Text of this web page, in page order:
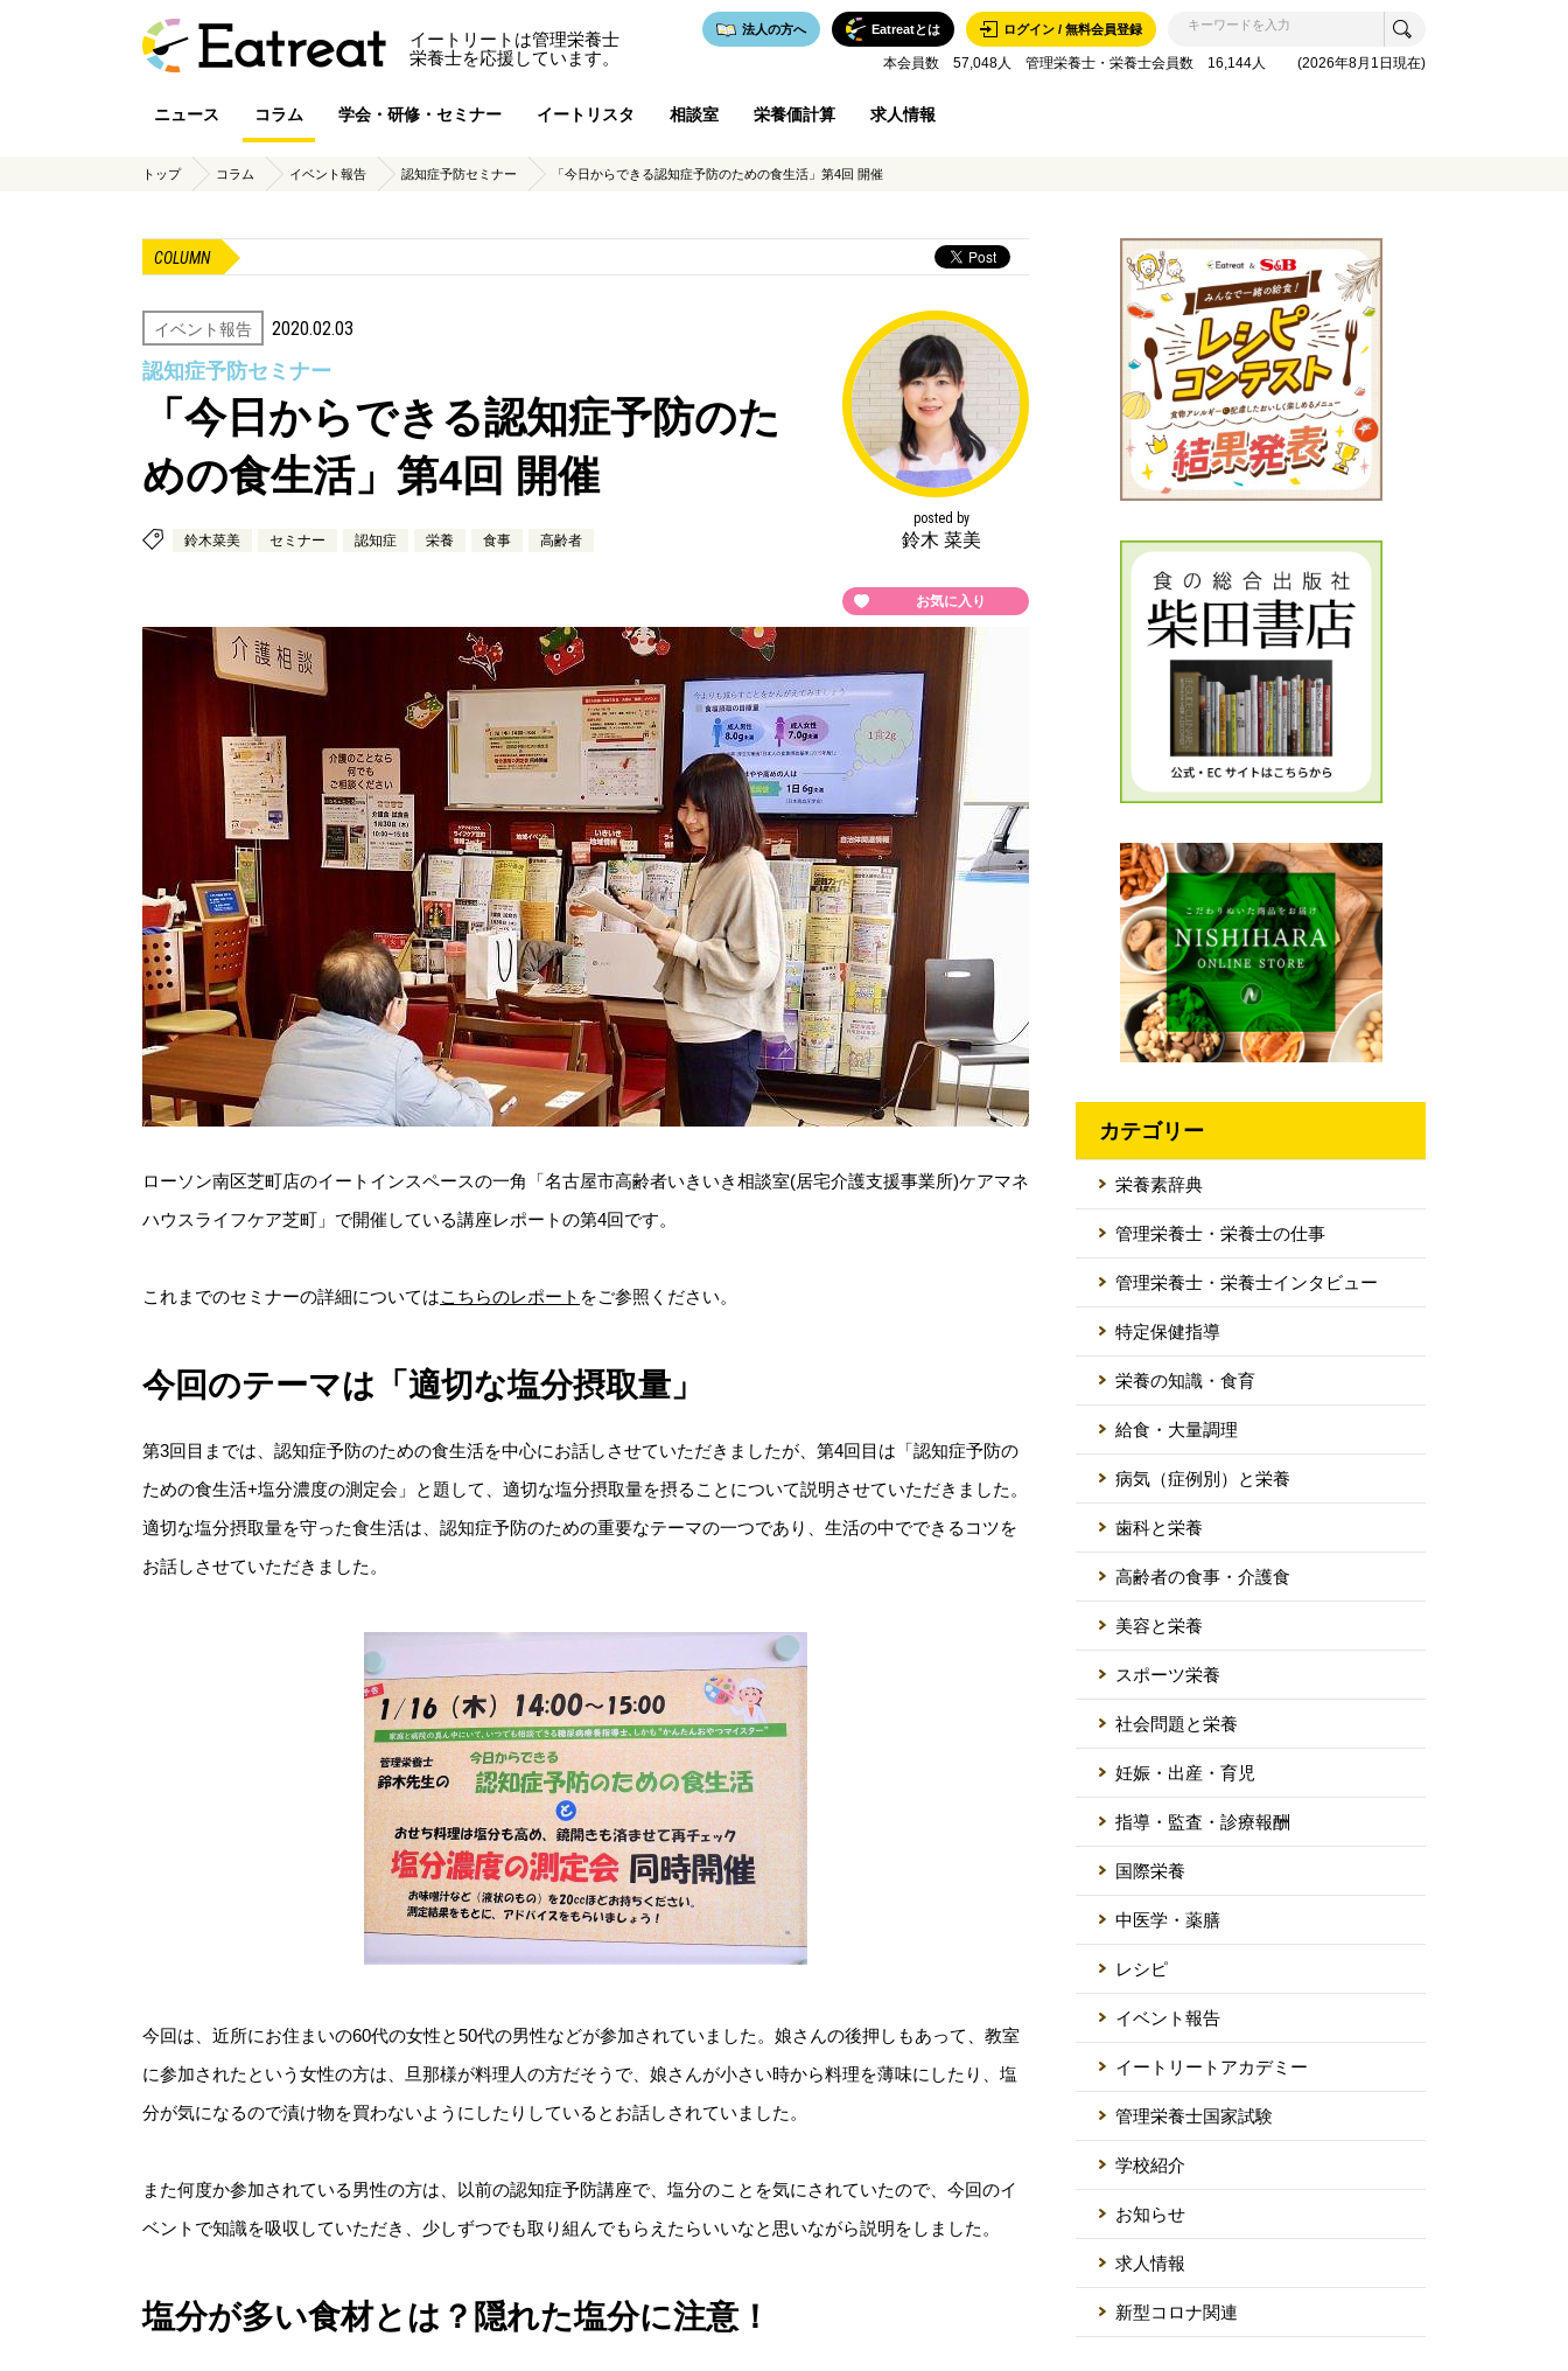
イートリートは管理栄養士
栄養士を応援しています。
ログイン / 無料会員登録
Eatreatとは
法人の方へ
本会員数 57,048人 管理栄養士・栄養士会員数 16,144人 (2026年8月1日現在)
ニュース コラム 学会・研修・セミナー イートリスタ 相談室 栄養価計算 求人情報
トップ コラム イベント報告 認知症予防セミナー 「今日からできる認知症予防のための食生活」第4回 開催
COLUMN
イベント報告 2020.02.03
認知症予防セミナー
「今日からできる認知症予防のた
めの食生活」第4回 開催
鈴木菜美 セミナー 認知症 栄養 食事 高齢者
posted by
鈴木 菜美
お気に入り
ローソン南区芝町店のイートインスペースの一角「名古屋市高齢者いきいき相談室(居宅介護支援事業所)ケアマネ
ハウスライフケア芝町」で開催している講座レポートの第4回です。
これまでのセミナーの詳細についてはこちらのレポート をご参照ください。
今回のテーマは「適切な塩分摂取量」
第3回目までは、認知症予防のための食生活を中心にお話しさせていただきましたが、第4回目は「認知症予防の
ための食生活+塩分濃度の測定会」と題して、適切な塩分摂取量を摂ることについて説明させていただきました。
適切な塩分摂取量を守った食生活は、認知症予防のための重要なテーマの一つであり、生活の中でできるコツを
お話しさせていただきました。
今回は、近所にお住まいの60代の女性と50代の男性などが参加されていました。娘さんの後押しもあって、教室
に参加されたという女性の方は、旦那様が料理人の方だそうで、娘さんが小さい時から料理を薄味にしたり、塩
分が気になるので漬け物を買わないようにしたりしているとお話しされていました。
また何度か参加されている男性の方は、以前の認知症予防講座で、塩分のことを気にされていたので、今回のイ
ベントで知識を吸収していただき、少しずつでも取り組んでもらえたらいいなと思いながら説明をしました。
塩分が多い食材とは？隠れた塩分に注意！
カテゴリー
栄養素辞典
管理栄養士・栄養士の仕事
管理栄養士・栄養士インタビュー
特定保健指導
栄養の知識・食育
給食・大量調理
病気（症例別）と栄養
歯科と栄養
高齢者の食事・介護食
美容と栄養
スポーツ栄養
社会問題と栄養
妊娠・出産・育児
指導・監査・診療報酬
国際栄養
中医学・薬膳
レシピ
イベント報告
イートリートアカデミー
管理栄養士国家試験
学校紹介
お知らせ
求人情報
新型コロナ関連